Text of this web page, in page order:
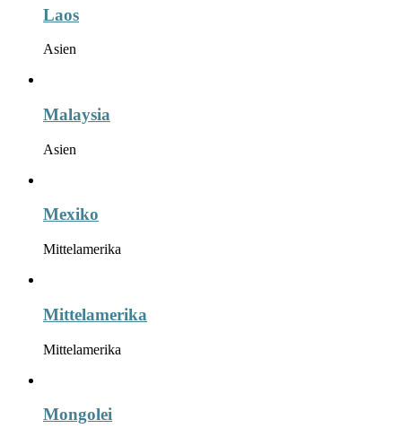
Laos
Asien
Malaysia
Asien
Mexiko
Mittelamerika
Mittelamerika
Mittelamerika
Mongolei